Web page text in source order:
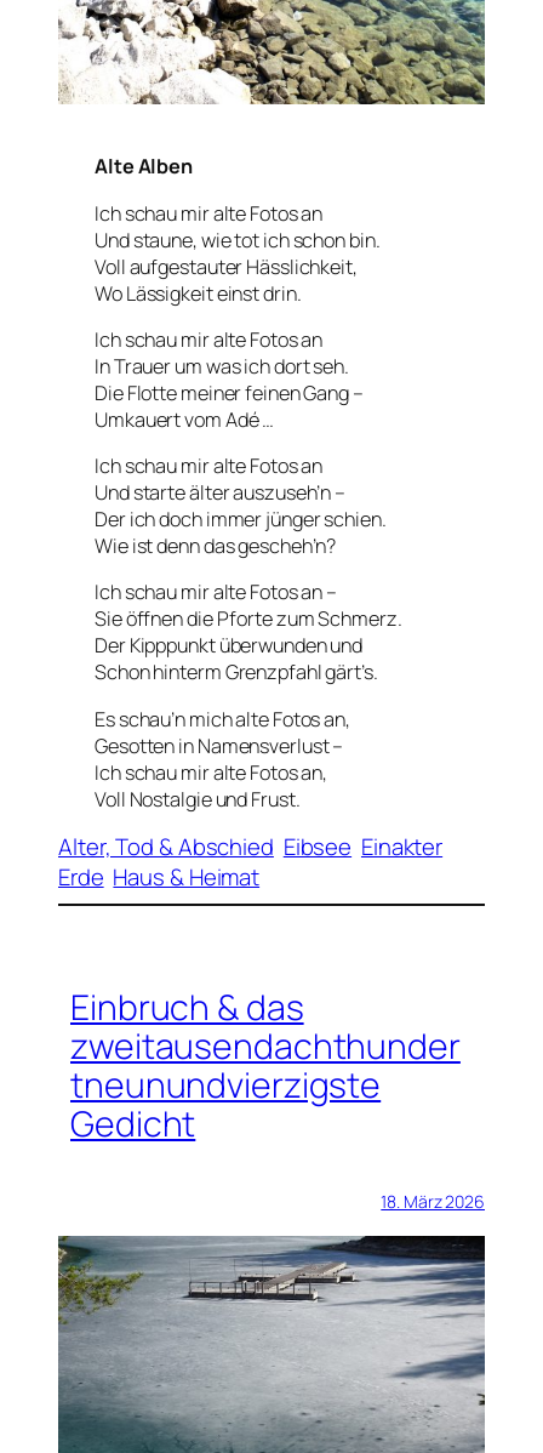
Alte Alben
Ich schau mir alte Fotos an
Und staune, wie tot ich schon bin.
Voll aufgestauter Hässlichkeit,
Wo Lässigkeit einst drin.
Ich schau mir alte Fotos an
In Trauer um was ich dort seh.
Die Flotte meiner feinen Gang –
Umkauert vom Adé …
Ich schau mir alte Fotos an
Und starte älter auszuseh’n –
Der ich doch immer jünger schien.
Wie ist denn das gescheh’n?
Ich schau mir alte Fotos an –
Sie öffnen die Pforte zum Schmerz.
Der Kipppunkt überwunden und
Schon hinterm Grenzpfahl gärt’s.
Es schau’n mich alte Fotos an,
Gesotten in Namensverlust –
Ich schau mir alte Fotos an,
Voll Nostalgie und Frust.
Alter, Tod & Abschied Eibsee Einakter
Erde Haus & Heimat
Einbruch & das
zweitausendachthunder
tneunundvierzigste
Gedicht
18. März 2026